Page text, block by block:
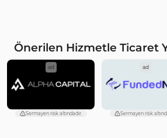
Önerilen Hizmetle Ticaret
ad
Sermayen risk altındadır.
ad
Sermayen risk